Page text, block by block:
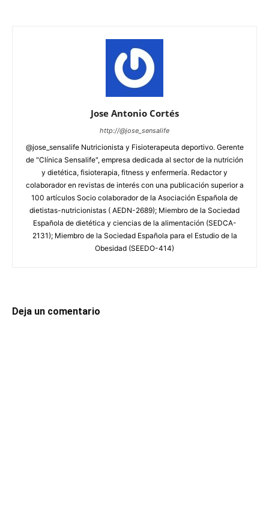
Jose Antonio Cortés
http://@jose_sensalife
@jose_sensalife Nutricionista y Fisioterapeuta deportivo. Gerente
de "Clínica Sensalife", empresa dedicada al sector de la nutrición
y dietética, fisioterapia, fitness y enfermería. Redactor y
colaborador en revistas de interés con una publicación superior a
100 artículos Socio colaborador de la Asociación Española de
dietistas-nutricionistas ( AEDN-2689); Miembro de la Sociedad
Española de dietética y ciencias de la alimentación (SEDCA-
2131); Miembro de la Sociedad Española para el Estudio de la
Obesidad (SEEDO-414)
Deja un comentario